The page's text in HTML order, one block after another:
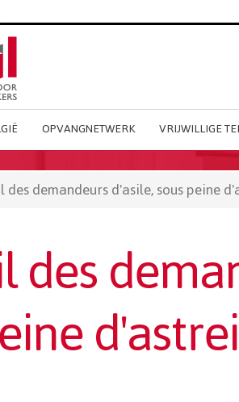
OPVANGNETWERK VRIJWILLIGE
des demandeurs d'asile, sous peine
des